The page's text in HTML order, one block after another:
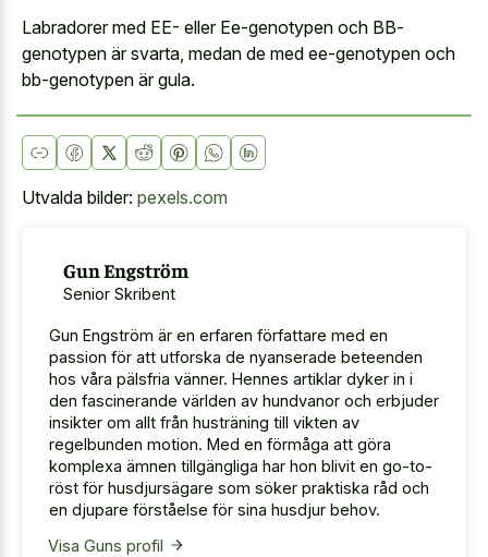
Labradorer med EE- eller Ee-genotypen och BB-
genotypen är svarta, medan de med ee-genotypen och
bb-genotypen är gula.
Utvalda bilder: pexels.com
Gun Engström
Senior Skribent
Gun Engström är en erfaren författare med en
passion för att utforska de nyanserade beteenden
hos våra pälsfria vänner. Hennes artiklar dyker in i
den fascinerande världen av hundvanor och erbjuder
insikter om allt från husträning till vikten av
regelbunden motion. Med en förmåga att göra
komplexa ämnen tillgängliga har hon blivit en go-to-
röst för husdjursägare som söker praktiska råd och
en djupare förståelse för sina husdjur behov.
Visa Guns profil